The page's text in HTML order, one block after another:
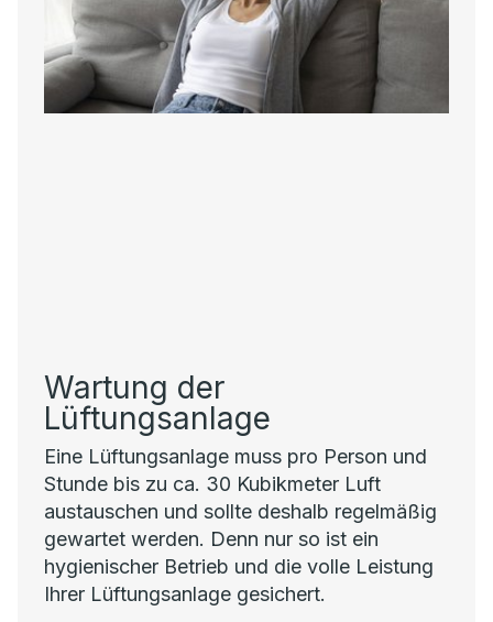
Wartung der
Lüftungsanlage
Eine Lüftungsanlage muss pro Person und
Stunde bis zu ca. 30 Kubikmeter Luft
austauschen und sollte deshalb regelmäßig
gewartet werden. Denn nur so ist ein
hygienischer Betrieb und die volle Leistung
Ihrer Lüftungsanlage gesichert.